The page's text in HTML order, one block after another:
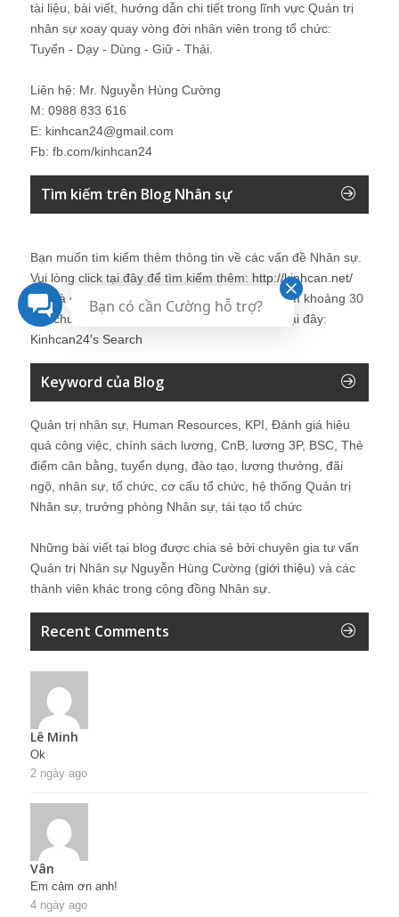
tài liệu, bài viết, hướng dẫn chi tiết trong lĩnh vực Quản trị
nhân sự xoay quay vòng đời nhân viên trong tổ chức:
Tuyển - Dạy - Dùng - Giữ - Thải.
Liên hệ: Mr. Nguyễn Hùng Cường
M: 0988 833 616
E: kinhcan24@gmail.com
Fb: fb.com/kinhcan24
Tìm kiếm trên Blog Nhân sự
Bạn muốn tìm kiếm thêm thông tin về các vấn đề Nhân sự.
Vui lòng click tại đây để tìm kiếm thêm: http://kinhcan.net/
Đây là công cụ tìm kiếm được tích hợp tìm kiếm khoảng 30
site chuyên về
. Chi tiết vui lòng click tại đây:
Kinhcan24′s Search
Keyword của Blog
Quản trị nhân sự, Human Resources, KPI, Đánh giá hiệu
quả công việc, chính sách lương, CnB, lương 3P, BSC, Thẻ
điểm cân bằng, tuyển dụng, đào tạo, lương thưởng, đãi
ngộ, nhân sự, tổ chức, cơ cấu tổ chức, hệ thống Quản trị
Nhân sự, trưởng phòng Nhân sự, tái tạo tổ chức
Những bài viết tại blog được chia sẻ bởi chuyên gia tư vấn
Quản trị Nhân sự Nguyễn Hùng Cường (giới thiệu) và các
thành viên khác trong cộng đồng Nhân sự.
Recent Comments
Lê Minh
Ok
2 ngày ago
Vân
Em cảm ơn anh!
4 ngày ago
Bạn có cần Cường hỗ trợ?